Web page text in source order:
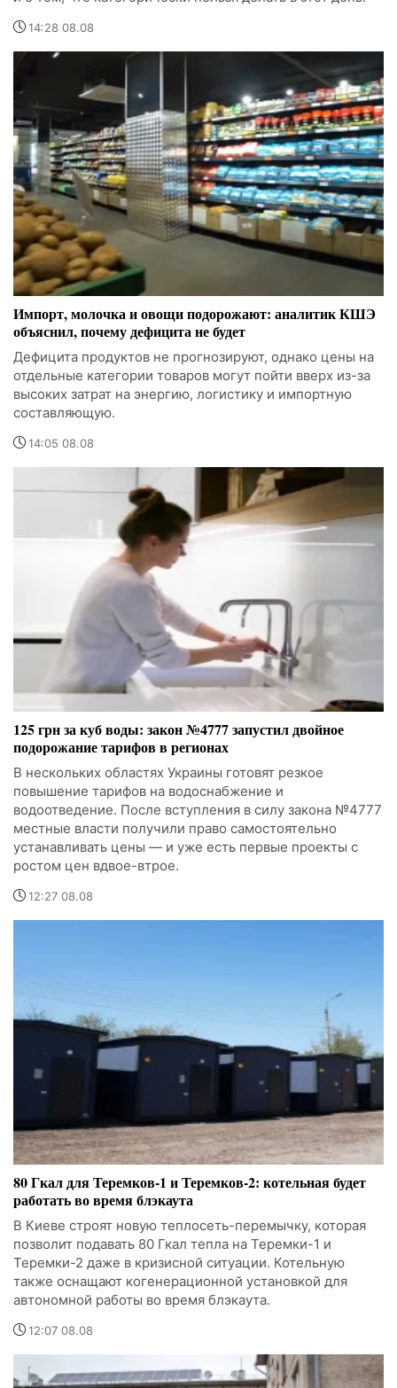
14:28 08.08
Импорт, молочка и овощи подорожают: аналитик КШЭ
объяснил, почему дефицита не будет
Дефицита продуктов не прогнозируют, однако цены на
отдельные категории товаров могут пойти вверх из-за
высоких затрат на энергию, логистику и импортную
составляющую.
14:05 08.08
125 грн за куб воды: закон №4777 запустил двойное
подорожание тарифов в регионах
В нескольких областях Украины готовят резкое
повышение тарифов на водоснабжение и
водоотведение. После вступления в силу закона №4777
местные власти получили право самостоятельно
устанавливать цены — и уже есть первые проекты с
ростом цен вдвое-втрое.
12:27 08.08
80 Гкал для Теремков-1 и Теремков-2: котельная будет
работать во время блэкаута
В Киеве строят новую теплосеть-перемычку, которая
позволит подавать 80 Гкал тепла на Теремки-1 и
Теремки-2 даже в кризисной ситуации. Котельную
также оснащают когенерационной установкой для
автономной работы во время блэкаута.
12:07 08.08